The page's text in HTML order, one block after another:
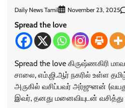
Daily News Tamil November 23, 2025
Spread the love
Spread the love கிருஷ்ணகிரி
சாலை, எம்.ஜி.ஆர் நகரில் உள்ள
அருகில் வசிப்பவர் அர்ஜுனன்
இவர், தனது மனைவியுடன் வசித்து